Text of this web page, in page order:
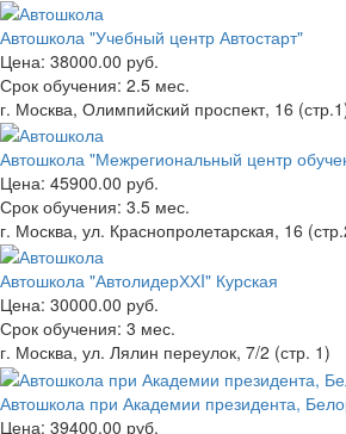
Автошкола "Учебный центр Автостарт"
Цена: 38000.00 руб.
Срок обучения: 2.5 мес.
г. Москва, Олимпийский проспект, 16
Автошкола "Межрегиональный центр
Цена: 45900.00 руб.
Срок обучения: 3.5 мес.
г. Москва, ул. Краснопролетарская, 16
Автошкола "АвтолидерХХI" Курская
Цена: 30000.00 руб.
Срок обучения: 3 мес.
г. Москва, ул. Лялин переулок, 7/2 (стр. 1)
Автошкола при Академии президента,
Цена: 39400.00 руб.